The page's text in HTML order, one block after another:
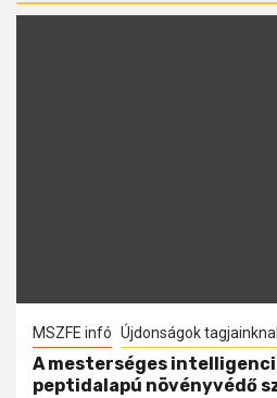
MSZFE infó Újdonságok
A mesterséges
peptidalapú növényvédő